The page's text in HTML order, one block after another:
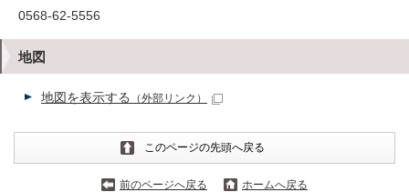
0568-62-5556
地図
地図を表示する （外部リンク）
このページの先頭へ戻る
前のページへ戻る ホームへ戻る